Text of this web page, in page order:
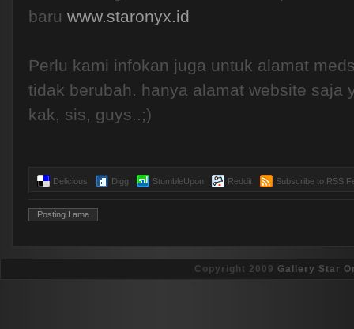
baru www.staronyx.id
Perlu kami infokan juga untuk alamat
tidak berubah. hanya alamat website saja
kak, sis, guys..;)
Delicious Digg StumbleUpon Reddit Subscribe to RSS
Posting Lama
Copyright 2009 Gallery Star